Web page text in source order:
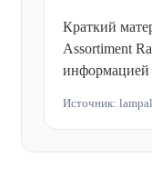
Краткий
Assortiment
информацией
Источник: